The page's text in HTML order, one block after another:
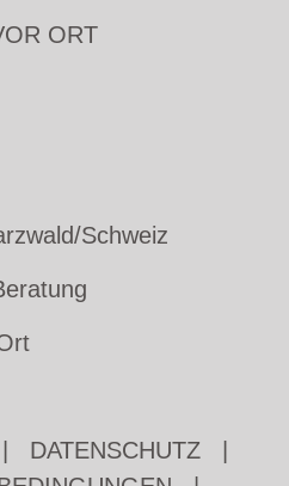
ORT
Schweiz
DATENSCHUTZ